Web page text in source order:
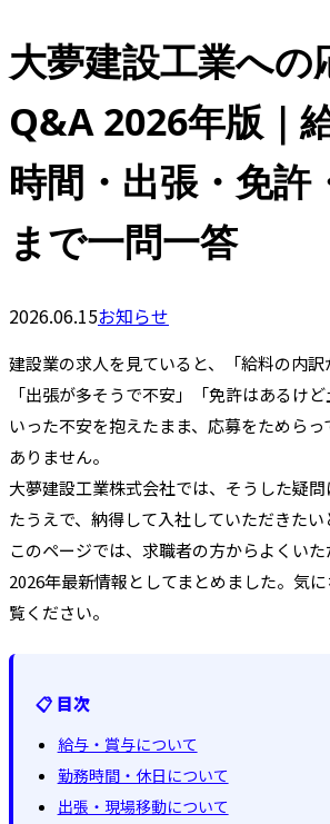
大夢建設工業への
Q&A 2026年版｜
時間・出張・免許
まで一問一答
2026.06.15お知らせ
建設業の求人を見ていると、「給料の内訳
「出張が多そうで不安」「免許はあるけ
いった不安を抱えたまま、応募をためらっ
ありません。
大夢建設工業株式会社では、そうした疑
たうえで、納得して入社していただきたい
このページでは、求職者の方からよくいた
2026年最新情報としてまとめました。気
覧ください。
📋 目次
給与・賞与について
勤務時間・休日について
出張・現場移動について